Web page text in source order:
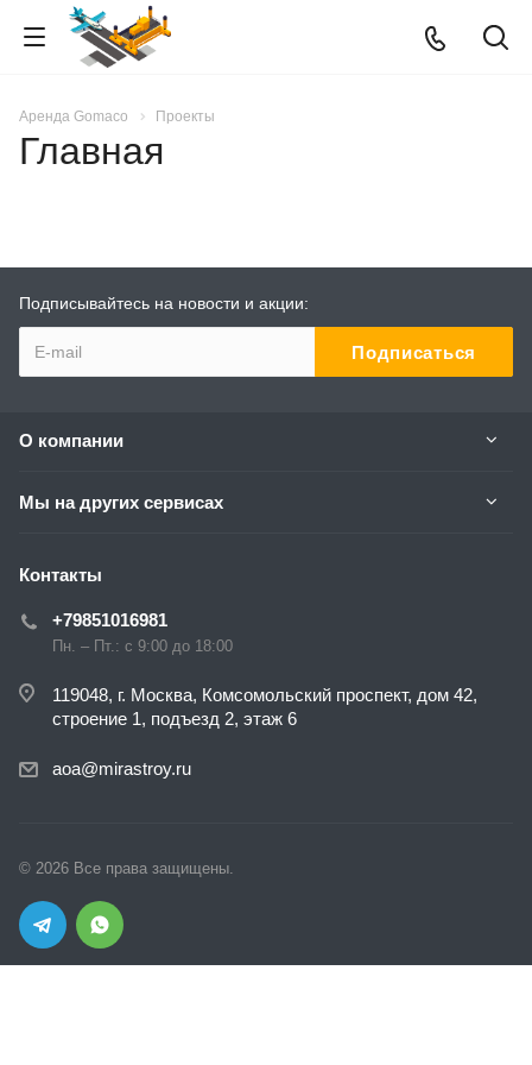
Аренда Gomaco Проекты
Главная
Подписывайтесь на новости и акции:
О компании
Мы на других сервисах
Контакты
+79851016981
Пн. – Пт.: с 9:00 до 18:00
119048, г. Москва, Комсомольский проспект, дом 42,
строение 1, подъезд 2, этаж 6
aoa@mirastroy.ru
© 2026 Все права защищены.